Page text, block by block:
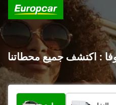
: اكتشف جميع محطاتنا
ما نوع المركبة؟